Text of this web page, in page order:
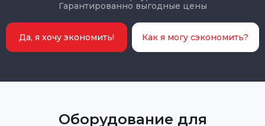
Гарантированно выгодные цены
Да, я хочу экономить! Как я могу сэкономить?
Оборудование для